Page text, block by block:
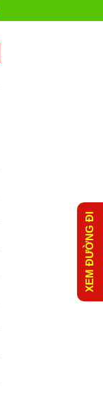
XEM ĐƯỜNG ĐI